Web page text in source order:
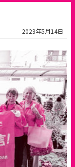
2023年5月14日